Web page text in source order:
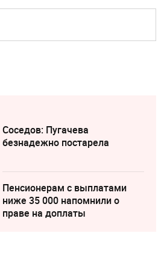
Соседов: Пугачева
безнадежно постарела
Пенсионерам с выплатами
ниже 35 000 напомнили о
праве на доплаты